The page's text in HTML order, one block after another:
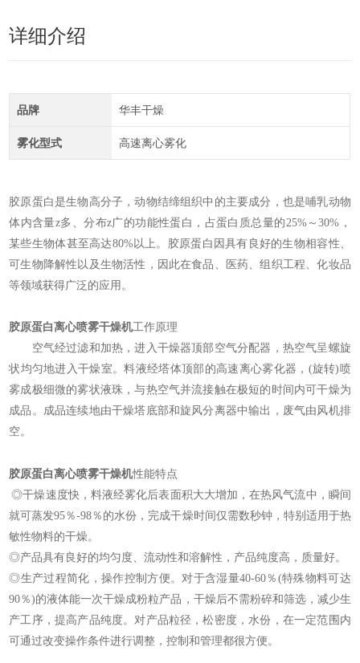
详细介绍
品牌 华丰干燥
雾化型式 高速离心雾化
胶原蛋白是生物高分子，动物结缔组织中的主要成分，也是哺乳动物
体内含量z多、分布z广的功能性蛋白，占蛋白质总量的25%～30%，
某些生物体甚至高达80%以上。胶原蛋白因具有良好的生物相容性、
可生物降解性以及生物活性，因此在食品、医药、组织工程、化妆品
等领域获得广泛的应用。
胶原蛋白离心喷雾干燥机工作原理
空气经过滤和加热，进入干燥器顶部空气分配器，热空气呈螺旋
状均匀地进入干燥室。料液经塔体顶部的高速离心雾化器，(旋转)喷
雾成极细微的雾状液珠，与热空气并流接触在极短的时间内可干燥为
成品。成品连续地由干燥塔底部和旋风分离器中输出，废气由风机排
空。
胶原蛋白离心喷雾干燥机性能特点
◎干燥速度快，料液经雾化后表面积大大增加，在热风气流中，瞬间
就可蒸发95％-98％的水份，完成干燥时间仅需数秒钟，特别适用于热
敏性物料的干燥。
◎产品具有良好的均匀度、流动性和溶解性，产品纯度高，质量好。
◎生产过程简化，操作控制方便。对于含湿量40-60％(特殊物料可达
90％)的液体能一次干燥成粉粒产品，干燥后不需粉碎和筛选，减少生
产工序，提高产品纯度。对产品粒径，松密度，水份，在一定范围内
可通过改变操作条件进行调整，控制和管理都很方便。